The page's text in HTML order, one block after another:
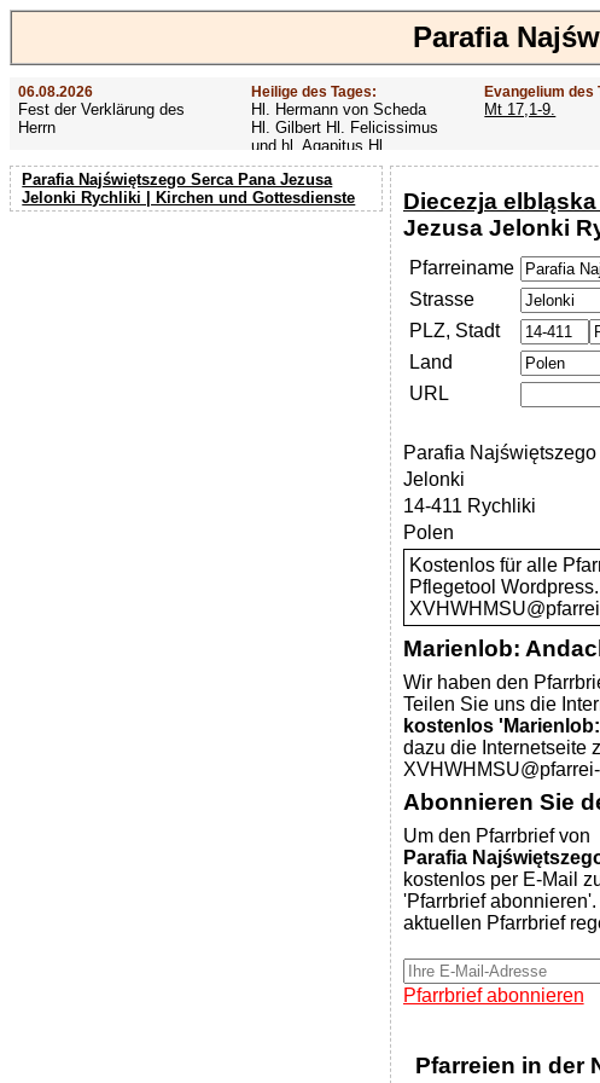
Parafia
06.08.2026
Fest der Verklärung des
Herrn
Heilige des Tages:
Hl. Hermann von Scheda
Hl. Gilbert Hl. Felicissimus
und hl. Agapitus Hl.
Gezelinus (Gozelin)
Evangelium des
Mt 17,1-9.
Parafia Najświętszego Serca Pana Jezusa
Jelonki Rychliki | Kirchen und Gottesdienste
Diecezja
Jezusa Jelonki
Pfarreiname
Strasse
PLZ, Stadt
Land
URL
Parafia
Jelonki
14-411 Rychliki
Polen
Kostenlos für alle
Pflegetool
Marienlob:
Wir haben den
Teilen Sie uns die
kostenlos
dazu die Internetseite
Abonnieren Sie
Um den Pfarrbrief von
Parafia
kostenlos per E-Mail
'Pfarrbrief
aktuellen Pfarrbrief
Pfarrbrief abonnieren
Pfarreien in der